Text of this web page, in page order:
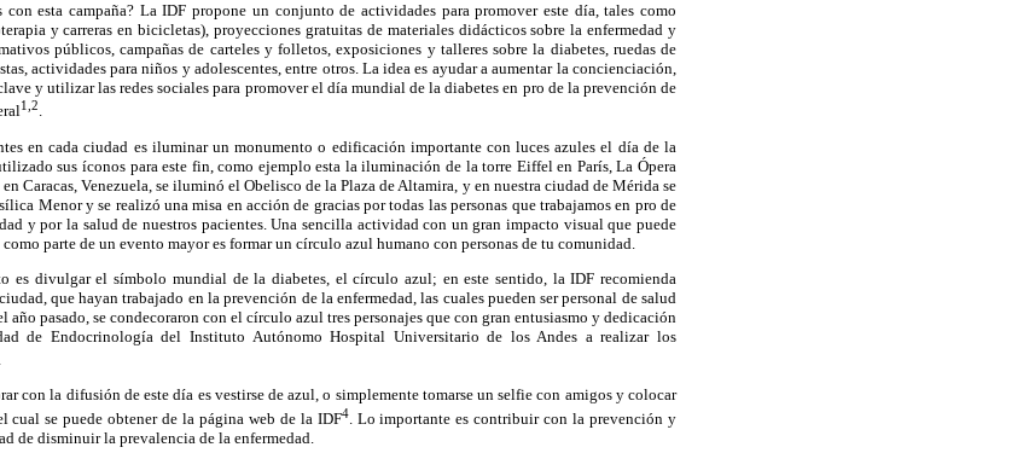
esta campaña? La IDF propone un conjunto de actividades para promover este día, tales como
y carreras en bicicletas), proyecciones gratuitas de materiales didácticos sobre la enfermedad y
públicos, campañas de carteles y folletos, exposiciones y talleres sobre la diabetes, ruedas de
actividades para niños y adolescentes, entre otros. La idea es ayudar a aumentar la concienciación,
y utilizar las redes sociales para promover el día mundial de la diabetes en pro de la prevención de
1,2.
en cada ciudad es iluminar un monumento o edificación importante con luces azules el día de la
sus íconos para este fin, como ejemplo esta la iluminación de la torre Eiffel en París, La Ópera
Caracas, Venezuela, se iluminó el Obelisco de la Plaza de Altamira, y en nuestra ciudad de Mérida se
Menor y se realizó una misa en acción de gracias por todas las personas que trabajamos en pro de
y por la salud de nuestros pacientes. Una sencilla actividad con un gran impacto visual que puede
parte de un evento mayor es formar un círculo azul humano con personas de tu comunidad.
es divulgar el símbolo mundial de la diabetes, el círculo azul; en este sentido, la IDF recomienda
que hayan trabajado en la prevención de la enfermedad, las cuales pueden ser personal de salud
año pasado, se condecoraron con el círculo azul tres personajes que con gran entusiasmo y dedicación
de Endocrinología del Instituto Autónomo Hospital Universitario de los Andes a realizar los
.
con la difusión de este día es vestirse de azul, o simplemente tomarse un selfie con amigos y colocar
cual se puede obtener de la página web de la IDF4. Lo importante es contribuir con la prevención y
de disminuir la prevalencia de la enfermedad.